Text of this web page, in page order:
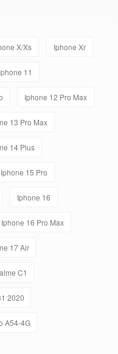
X/Xs Iphone Xr
Iphone 11
Iphone 12 Pro Max
13 Pro Max
14 Plus
Iphone 15 Pro
Iphone 16
Iphone 16 Pro Max
17 Air
C1
2020
A54-4G